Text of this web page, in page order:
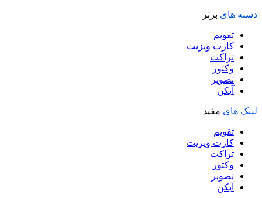
دسته های برتر
تقویم
کارت ویزیت
تراکت
وکتور
تصویر
آیکن
لینک های مفید
تقویم
کارت ویزیت
تراکت
وکتور
تصویر
آیکن